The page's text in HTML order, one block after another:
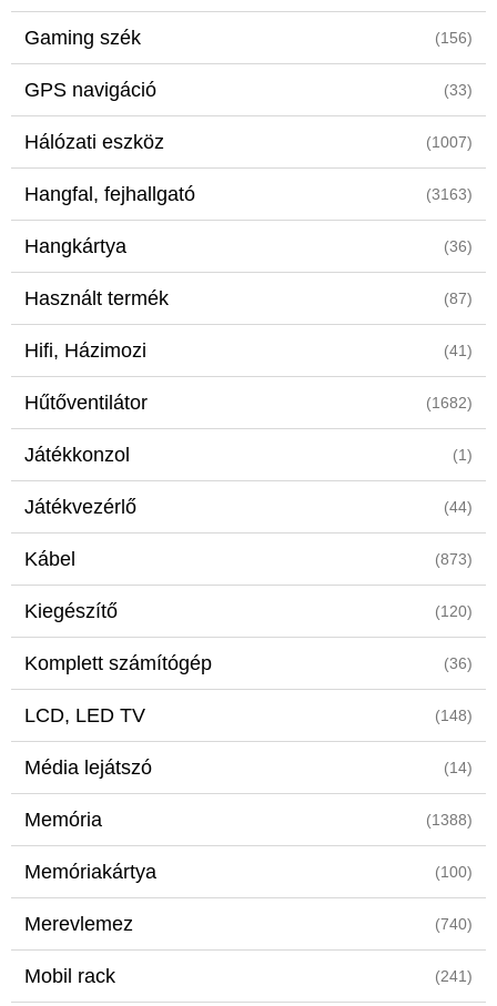
Gaming szék (156)
GPS navigáció (33)
Hálózati eszköz (1007)
Hangfal, fejhallgató (3163)
Hangkártya (36)
Használt termék (87)
Hifi, Házimozi (41)
Hűtőventilátor (1682)
Játékkonzol (1)
Játékvezérlő (44)
Kábel (873)
Kiegészítő (120)
Komplett számítógép (36)
LCD, LED TV (148)
Média lejátszó (14)
Memória (1388)
Memóriakártya (100)
Merevlemez (740)
Mobil rack (241)